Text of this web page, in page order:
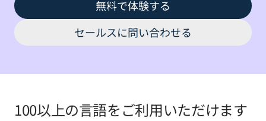
無料で体験する
セールスに問い合わせる
100以上の言語をご利用いただけます